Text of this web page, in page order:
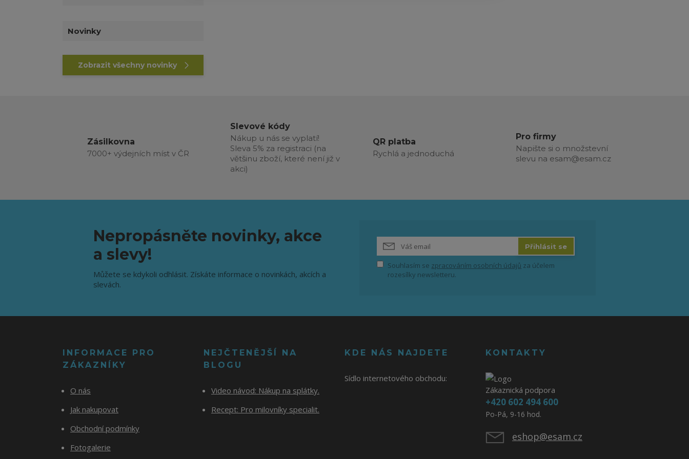
Novinky
Zobrazit všechny novinky
Zásilkovna
7000+ výdejních míst v ČR
Slevové kódy
Nákup u nás se vyplatí!
Sleva 5% za registraci (na
většinu zboží, které není již v
akci)
QR platba
Rychlá a jednoduchá
Pro firmy
Napište si o množstevní
slevu na esam@esam.cz
Nepropásněte novinky, akce
a slevy!
Můžete se kdykoli odhlásit. Získáte informace o novinkách, akcích a
slevách.
Přihlásit se
Souhlasím se zpracováním osobních údajů za účelem
rozesílky newsletteru.
INFORMACE PRO
ZÁKAZNÍKY
O nás
Jak nakupovat
Obchodní podmínky
Fotogalerie
NEJČTENĚJŠÍ NA
BLOGU
Video návod: Nákup na splátky.
Recept: Pro milovníky specialit.
KDE NÁS NAJDETE
Sídlo internetového obchodu:
KONTAKTY
Zákaznická podpora
+420 602 494 600
Po-Pá, 9-16 hod.
eshop@esam.cz